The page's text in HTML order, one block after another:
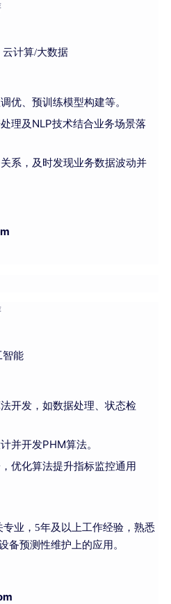
计算/大数据
优、预训练模型构建等。
理及NLP技术结合业务场景落
系，及时发现业务数据波动并
智能
开发，如数据处理、状态检
并开发PHM算法。
优化算法提升指标监控通用
业，5年及以上工作经验，熟悉
备预测性维护上的应用。